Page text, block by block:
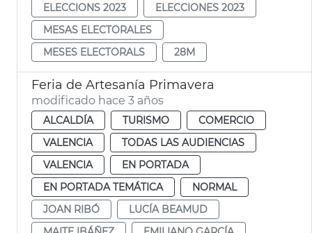
ELECCIONS 2023
ELECCIONES 2023
MESAS ELECTORALES
MESES ELECTORALS
28M
Feria de Artesanía Primavera
modificado hace 3 años
ALCALDÍA TURISMO
COMERCIO
VALENCIA
TODAS LAS AUDIENCIAS
VALENCIA
EN PORTADA
EN PORTADA TEMÁTICA
NORMAL
JOAN RIBÓ
LUCÍA BEAMUD